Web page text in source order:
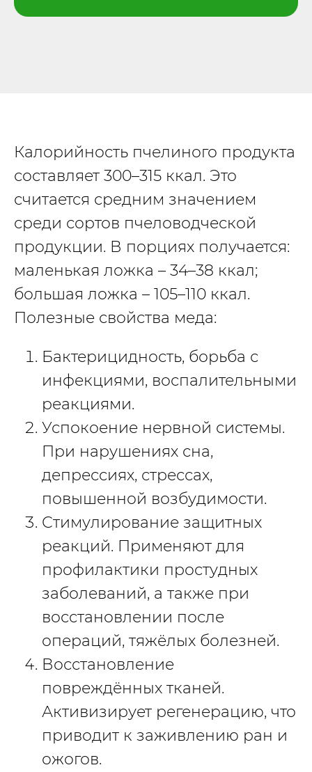
Калорийность пчелиного продукта
составляет 300–315 ккал. Это
считается средним значением
среди сортов пчеловодческой
продукции. В порциях получается:
маленькая ложка – 34–38 ккал;
большая ложка – 105–110 ккал.
Полезные свойства меда:
Бактерицидность, борьба с
инфекциями, воспалительными
реакциями.
Успокоение нервной системы.
При нарушениях сна,
депрессиях, стрессах,
повышенной возбудимости.
Стимулирование защитных
реакций. Применяют для
профилактики простудных
заболеваний, а также при
восстановлении после
операций, тяжёлых болезней.
Восстановление
повреждённых тканей.
Активизирует регенерацию, что
приводит к заживлению ран и
ожогов.